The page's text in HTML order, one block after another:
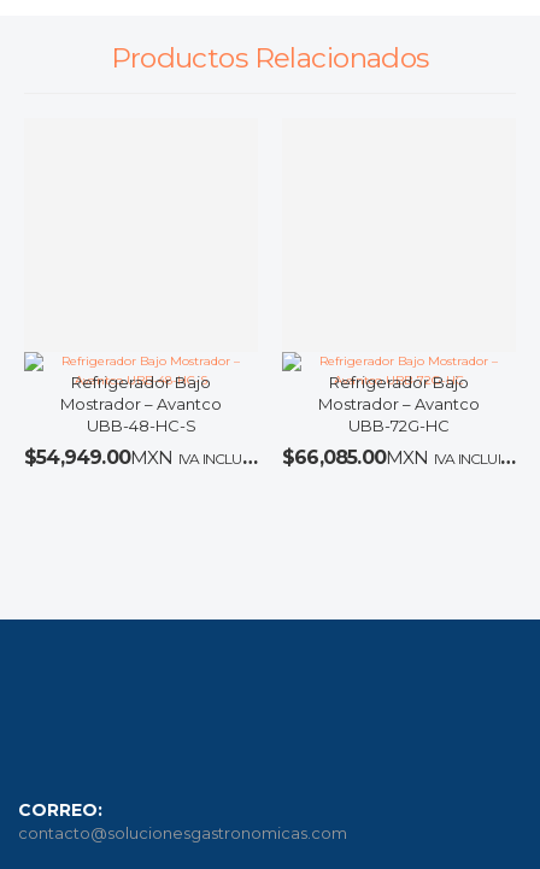
Productos Relacionados
Refrigerador Bajo
Mostrador – Avantco
UBB-48-HC-S
$54,949.00MXN IVA INCLUIDO
Refrigerador Bajo
Mostrador – Avantco
UBB-72G-HC
$66,085.00MXN IVA INCLUIDO
CORREO:
contacto@solucionesgastronomicas.com